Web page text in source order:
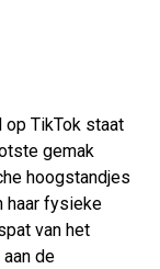
op TikTok staat
gemak
hoogstandjes
haar fysieke
van het
de